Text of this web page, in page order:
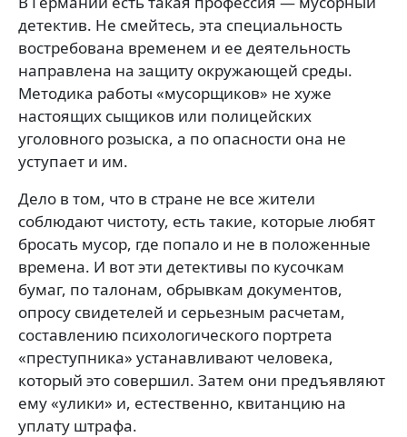
детектив. Не смейтесь, эта специальность
востребована временем и ее деятельность
направлена на защиту окружающей среды.
Методика работы «мусорщиков» не хуже
настоящих сыщиков или полицейских
уголовного розыска, а по опасности она не
уступает и им.
Дело в том, что в стране не все жители
соблюдают чистоту, есть такие, которые любят
бросать мусор, где попало и не в положенные
времена. И вот эти детективы по кусочкам
бумаг, по талонам, обрывкам документов,
опросу свидетелей и серьезным расчетам,
составлению психологического портрета
«преступника» устанавливают человека,
который это совершил. Затем они предъявляют
ему «улики» и, естественно, квитанцию на
уплату штрафа.